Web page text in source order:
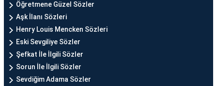
Öğretmene Güzel Sözler
Aşk İlanı Sözleri
Henry Louis Mencken Sözleri
Eski Sevgiliye Sözler
Şefkat İle İlgili Sözler
Sorun İle İlgili Sözler
Sevdiğim Adama Sözler